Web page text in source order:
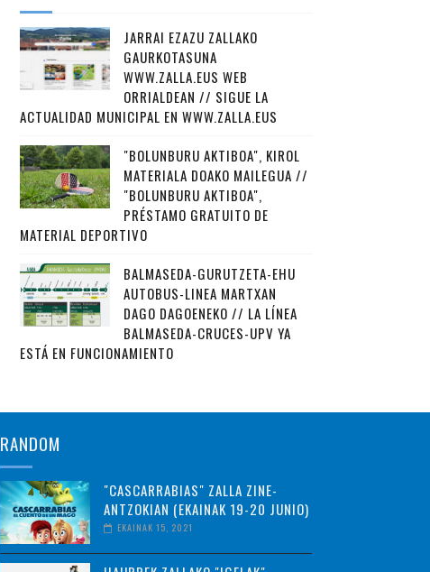
JARRAI EZAZU ZALLAKO
GAURKOTASUNA
WWW.ZALLA.EUS WEB
ORRIALDEAN // SIGUE LA
ACTUALIDAD MUNICIPAL EN WWW.ZALLA.EUS
"BOLUNBURU AKTIBOA", KIROL
MATERIALA DOAKO MAILEGUA //
"BOLUNBURU AKTIBOA",
PRÉSTAMO GRATUITO DE
MATERIAL DEPORTIVO
BALMASEDA-GURUTZETA-EHU
AUTOBUS-LINEA MARTXAN
DAGO DAGOENEKO // LA LÍNEA
BALMASEDA-CRUCES-UPV YA
ESTÁ EN FUNCIONAMIENTO
RANDOM
"CASCARRABIAS" ZALLA ZINE-
ANTZOKIAN (EKAINAK 19-20 JUNIO)
EKAINAK 15, 2021